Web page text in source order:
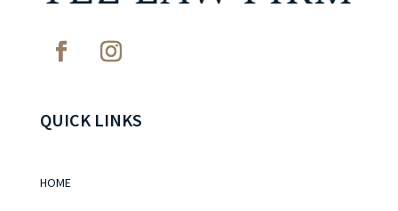
QUICK LINKS
HOME